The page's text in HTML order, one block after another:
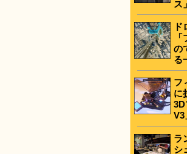
ス
の
る
フ
に
V3
ラ
シ